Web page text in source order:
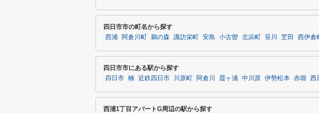
四日市市の町名から探す
西浦 阿倉川町 鵜の森 諏訪栄町 安島 小古曽 北浜町 笹川 芝田 西伊倉町
四日市市にある駅から探す
四日市 楠 近鉄四日市 川原町 阿倉川 霞ヶ浦 中川原 伊勢松本 赤堀 西
西浦1丁目アパートG周辺の駅から探す